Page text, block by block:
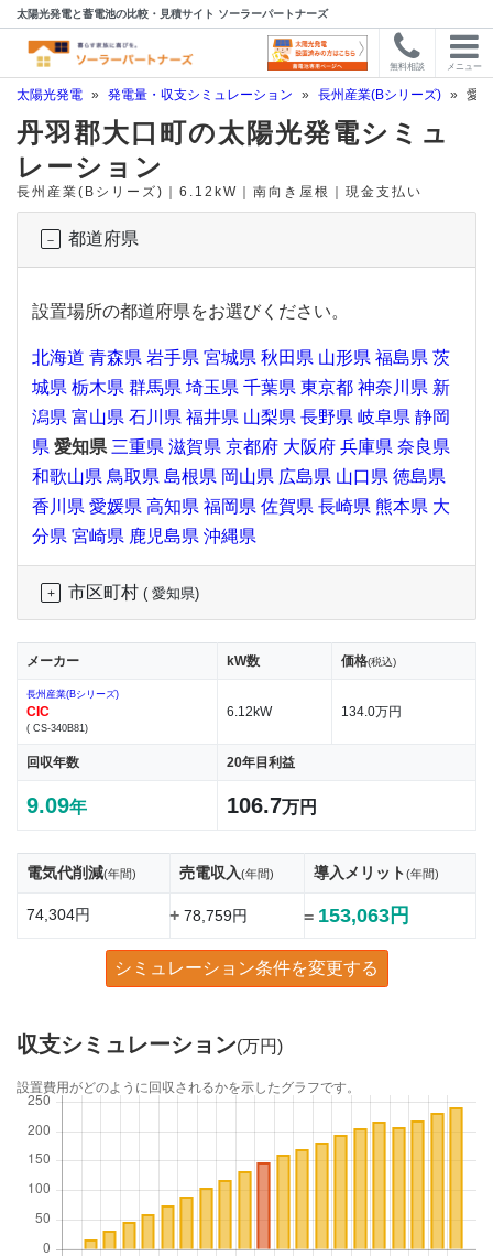
太陽光発電と蓄電池の比較・見積サイト ソーラーパートナーズ
無料相談 メニュー
太陽光発電 » 発電量・収支シミュレーション » 長州産業(Bシリーズ) » 愛
丹羽郡大口町の太陽光発電シミュ
レーション
長州産業(Bシリーズ)｜6.12kW｜南向き屋根｜現金支払い
都道府県
設置場所の都道府県をお選びください。
北海道 青森県 岩手県 宮城県 秋田県 山形県 福島県 茨
城県 栃木県 群馬県 埼玉県 千葉県 東京都 神奈川県 新
潟県 富山県 石川県 福井県 山梨県 長野県 岐阜県 静岡
県 愛知県 三重県 滋賀県 京都府 大阪府 兵庫県 奈良県
和歌山県 鳥取県 島根県 岡山県 広島県 山口県 徳島県
香川県 愛媛県 高知県 福岡県 佐賀県 長崎県 熊本県 大
分県 宮崎県 鹿児島県 沖縄県
市区町村 ( 愛知県)
メーカー kW数 価格(税込)
長州産業(Bシリーズ)
CIC
( CS-340B81)
6.12kW 134.0万円
回収年数 20年目利益
9.09年 106.7万円
電気代削減(年間) 売電収入(年間) 導入メリット(年間)
74,304円 +78,759円 = 153,063円
シミュレーション条件を変更する
収支シミュレーション(万円)
設置費用がどのように回収されるかを示したグラフです。